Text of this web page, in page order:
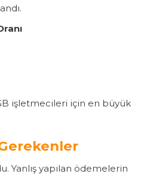
işletmecileri için en büyük
Yanlış yapılan ödemelerin